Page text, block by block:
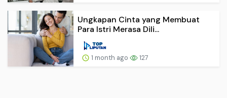
Ungkapan Cinta yang Membuat
Para Istri Merasa Dili...
1 month ago 127